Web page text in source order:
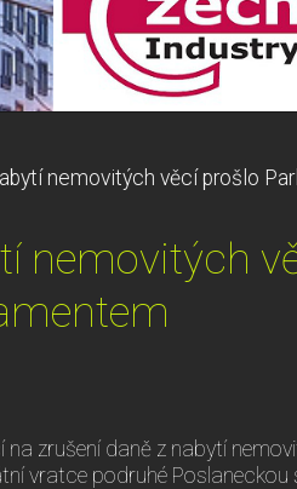
nemovitých věcí prošlo
nemovitých
zrušení daně z nabytí
vratce podruhé Poslaneckou